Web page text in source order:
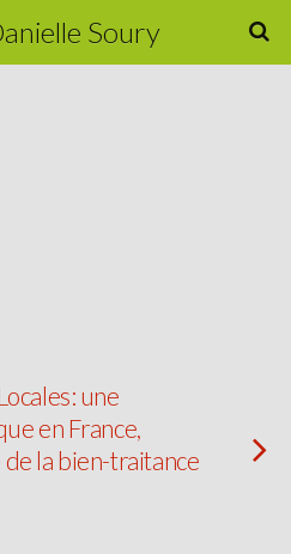
Soury
une
en France,
la bien-traitance